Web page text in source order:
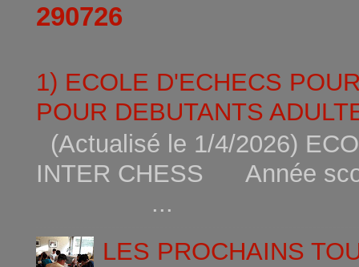
290726
1) ECOLE D'ECHECS
POUR DEBUTANTS
(Actualisé le 1/4/2026)
INTER CHESS Année
...
LES PROCHAINS